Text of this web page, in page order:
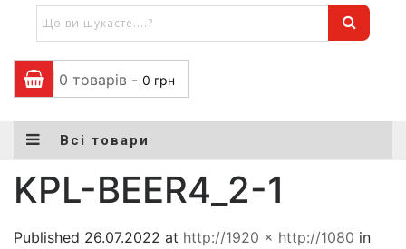
0 товарів - 0 грн
Всі товари
KPL-BEER4_2-1
Published 26.07.2022 at http://1920 × http://1080 in